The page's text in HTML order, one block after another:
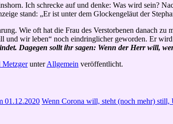
Ich schrecke auf und denke: Was wird sein?
stand: „Er ist unter dem Glockengeläut der
Wie oft hat die Frau des Verstorbenen danach
und wir leben“ noch eindringlicher geworden. Er
Dagegen sollt ihr sagen: Wenn der Herr will,
MetzgerunterAllgemein veröffentlicht.
01.12.2020 Wenn Corona will, steht (noch mehr) still,